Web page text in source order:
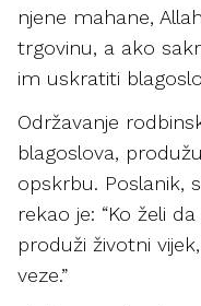
njene mahane,
trgovinu, a ako
im uskratiti
Održavanje
blagoslova,
opskrbu. Poslanik,
rekao je: “Ko želi
produži životni
veze.”